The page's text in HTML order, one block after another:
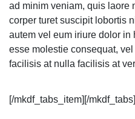
ad minim veniam, quis laore
corper turet suscipit lobortis
autem vel eum iriure dolor
esse molestie consequat,
facilisis at nulla facilisis at
[/mkdf_tabs_item][/mkdf_tabs]